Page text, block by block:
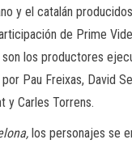
y el catalán
de Prime
son los productores
Pau Freixas, David
y Carles Torrens.
los personajes se